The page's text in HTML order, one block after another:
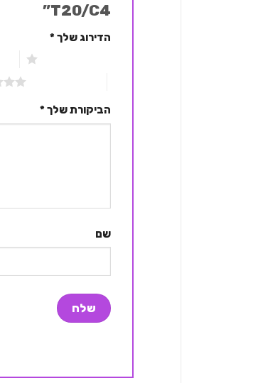
T20/C4”
הדירוג שלך*
הביקורת שלך*
שם